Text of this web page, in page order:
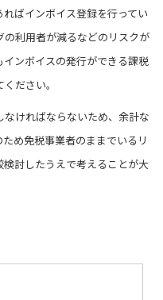
ばインボイス登録を行ってい
利用者が減るなどのリスクが
ンボイスの発行ができる課税
ださい。
ければならないため、余計な
め免税事業者のままでいるリ
討したうえで考えることが大